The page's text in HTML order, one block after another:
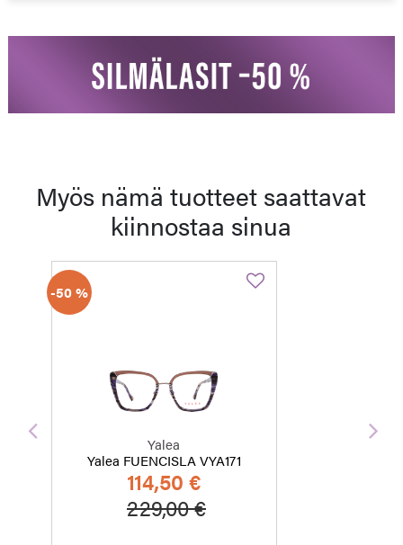
Myös nämä tuotteet saattavat
kiinnostaa sinua
-50 %
Yalea
Yalea FUENCISLA VYA171
114,50 €
Hinta alennettu
229,00 €Alennettu hinta
Edellinen